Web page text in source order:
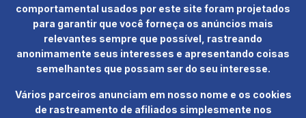
comportamental usados ​​por este site foram projetados
para garantir que você forneça os anúncios mais
relevantes sempre que possível, rastreando
anonimamente seus interesses e apresentando coisas
semelhantes que possam ser do seu interesse.
Vários parceiros anunciam em nosso nome e os cookies
de rastreamento de afiliados simplesmente nos